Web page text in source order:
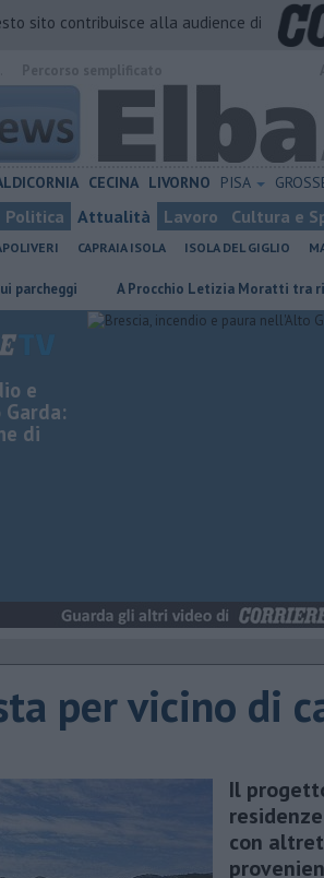
sito contribuisce alla audience di
CECINA LIVORNO PISA
Politica Attualità Lavoro Cultura e
CAPRAIA ISOLA ISOLA DEL GIGLIO
A Procchio Letizia Moratti tra ricordi,
e
di
per vicino di
Il
con